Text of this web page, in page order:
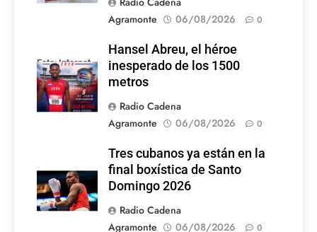
Agramonte
06/08/2026 0
Foto: Internet
Hansel Abreu, el héroe
inesperado de los 1500
metros
Radio Cadena
Agramonte
06/08/2026 0
Tres cubanos ya están en la
final boxística de Santo
Domingo 2026
Radio Cadena
Agramonte
06/08/2026 0